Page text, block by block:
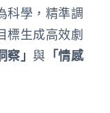
科學，精準調
標生成高效劇
察」 與 「情感